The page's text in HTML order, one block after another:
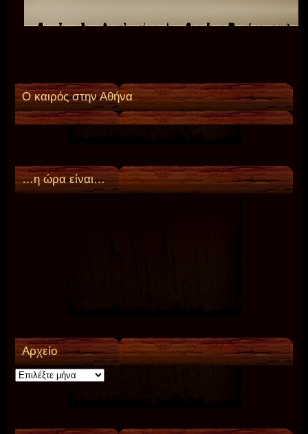
Ο καιρός στην Αθήνα
…η ώρα είναι…
Αρχείο
Αρχείο